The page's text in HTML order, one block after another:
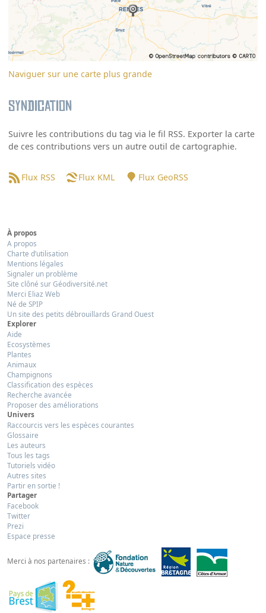
Naviguer sur une carte plus grande
Syndication
Suivre les contributions du tag via le fil RSS. Exporter la carte
de ces contributions vers un autre outil de cartographie.
Flux RSS Flux KML Flux GeoRSS
À propos
A propos
Charte d’utilisation
Mentions légales
Signaler un problème
Site clôné sur Géodiversité.net
Merci Eliaz Web
Né de SPIP
Un site des petits débrouillards Grand Ouest
Explorer
Aide
Ecosystèmes
Plantes
Animaux
Champignons
Classification des espèces
Recherche avancée
Proposer des améliorations
Univers
Raccourcis vers les espèces courantes
Glossaire
Les auteurs
Tous les tags
Tutoriels vidéo
Autres sites
Partir en sortie !
Partager
Facebook
Twitter
Prezi
Espace presse
Merci à nos partenaires :